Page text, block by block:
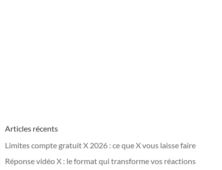
Articles récents
Limites compte gratuit X 2026 : ce que X vous laisse faire
Réponse vidéo X : le format qui transforme vos réactions